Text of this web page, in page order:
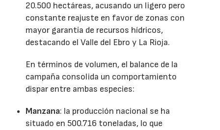
20.500 hectáreas, acusando un ligero pero
constante reajuste en favor de zonas con
mayor garantía de recursos hídricos,
destacando el Valle del Ebro y La Rioja.
En términos de volumen, el balance de la
campaña consolida un comportamiento
dispar entre ambas especies:
Manzana: la producción nacional se ha
situado en 500.716 toneladas, lo que